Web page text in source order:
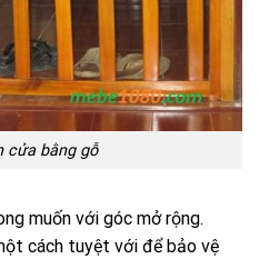
cửa bằng gỗ
muốn với góc mở rộng.
cách tuyệt với để bảo vệ